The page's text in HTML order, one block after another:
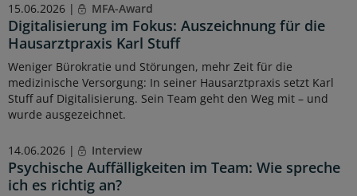
15.06.2026 | MFA-Award
Digitalisierung im Fokus: Auszeichnung für die
Hausarztpraxis Karl Stuff
Weniger Bürokratie und Störungen, mehr Zeit für die
medizinische Versorgung: In seiner Hausarztpraxis setzt Karl
Stuff auf Digitalisierung. Sein Team geht den Weg mit – und
wurde ausgezeichnet.
14.06.2026 | Interview
Psychische Auffälligkeiten im Team: Wie spreche
ich es richtig an?